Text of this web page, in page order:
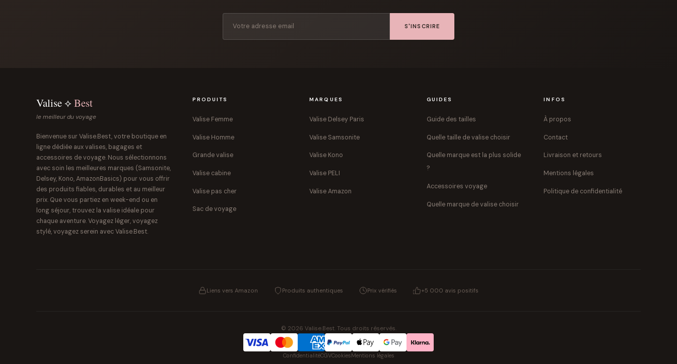
S'INSCRIRE
Valise ⟡ Best
le meilleur du voyage
Bienvenue sur Valise.Best, votre boutique en
ligne dédiée aux valises, bagages et
accessoires de voyage. Nous sélectionnons
avec soin les meilleures marques (Samsonite,
Delsey, Kono, AmazonBasics) pour vous offrir
des produits fiables, durables et au meilleur
prix. Que vous partiez en week-end ou en
long séjour, trouvez la valise idéale pour
chaque aventure. Voyagez léger, voyagez
stylé, voyagez serein avec Valise.Best.
PRODUITS
Valise Femme
Valise Homme
Grande valise
Valise cabine
Valise pas cher
Sac de voyage
MARQUES
Valise Delsey Paris
Valise Samsonite
Valise Kono
Valise PELI
Valise Amazon
GUIDES
Guide des tailles
Quelle taille de valise choisir
Quelle marque est la plus solide
?
Accessoires voyage
Quelle marque de valise choisir
INFOS
À propos
Contact
Livraison et retours
Mentions légales
Politique de confidentialité
Liens vers Amazon Produits authentiques Prix vérifiés +5 000 avis positifs
© 2026 Valise.Best. Tous droits réservés.
ConfidentialitéCGVCookiesMentions légales